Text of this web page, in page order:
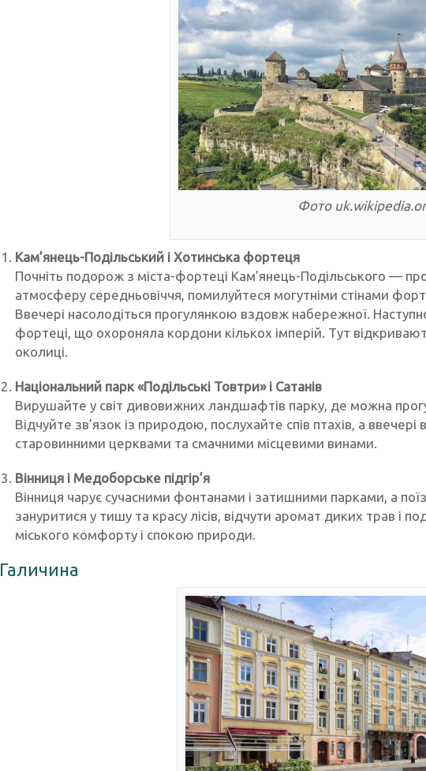
Фото
Кам’янець-Подільський і Хотинська фортеця
Почніть подорож з міста-фортеці Кам’янець-Подільського —
атмосферу середньовіччя, помилуйтеся могутніми стінами
Ввечері насолодіться прогулянкою вздовж набережної.
фортеці, що охороняла кордони кількох імперій. Тут
околиці.
Національний парк «Подільські Товтри» і Сатанів
Вирушайте у світ дивовижних ландшафтів парку, де можна
Відчуйте зв’язок із природою, послухайте спів птахів, а ввечері
старовинними церквами та смачними місцевими винами.
Вінниця і Медоборське підгір’я
Вінниця чарує сучасними фонтанами і затишними парками, а
зануритися у тишу та красу лісів, відчути аромат диких трав і
міського комфорту і спокою природи.
Галичина